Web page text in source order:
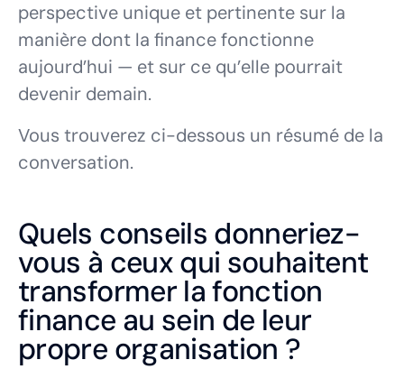
perspective unique et pertinente sur la
manière dont la finance fonctionne
aujourd’hui — et sur ce qu’elle pourrait
devenir demain.
Vous trouverez ci-dessous un résumé de la
conversation.
Quels conseils donneriez-
vous à ceux qui souhaitent
transformer la fonction
finance au sein de leur
propre organisation ?